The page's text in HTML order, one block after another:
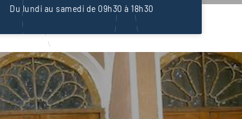
Du lundi au samedi de 09h30 à 18h30